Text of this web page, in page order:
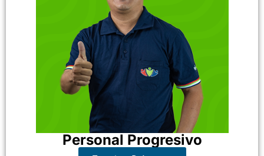
Personal Progresivo